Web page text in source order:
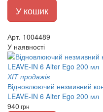
У кошик
Арт. 1004489
У наявності
ХІТ продажів
Відновлюючий незмивний
LEAVE-IN 6 Alter Ego 200 мл
940 грн